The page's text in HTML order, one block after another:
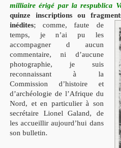
milliaireérigé par la respublica
quinze inscriptions ou
inédites;comme, faute de
temps, je n’ai pu les
accompagner d aucun
commentaire, ni d’aucune
photographie, je suis
reconnaissant à la
Commission d’histoire et
d’archéologie de l’Afrique du
Nord, et en particulier à son
secrétaire Lionel Galand, de
les accueillir aujourd’hui dans
son bulletin.